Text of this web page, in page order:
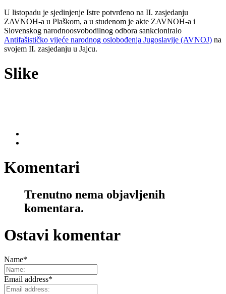
U listopadu je sjedinjenje Istre potvrđeno na II. zasjedanju
ZAVNOH-a u Plaškom, a u studenom je akte ZAVNOH-a i
Slovenskog narodnoosvobodilnog odbora sankcioniralo
Antifašističko vijeće narodnog oslobođenja Jugoslavije (AVNOJ) na
svojem II. zasjedanju u Jajcu.
Slike
Komentari
Trenutno nema objavljenih
komentara.
Ostavi komentar
Name*
Email address*